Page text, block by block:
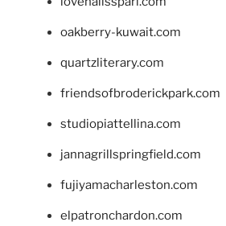
oakberry-kuwait.com
quartzliterary.com
friendsofbroderickpark.com
studiopiattellina.com
jannagrillspringfield.com
fujiyamacharleston.com
elpatronchardon.com